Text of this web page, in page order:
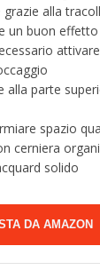
alla
un buon effetto
alla parte
spazio
cerniera
solido
DA AMAZON